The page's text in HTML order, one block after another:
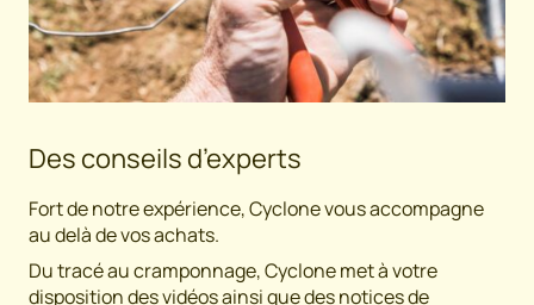
Des conseils d’experts
Fort de notre expérience, Cyclone vous accompagne
au delà de vos achats.
Du tracé au cramponnage, Cyclone met à votre
disposition des vidéos ainsi que des notices de